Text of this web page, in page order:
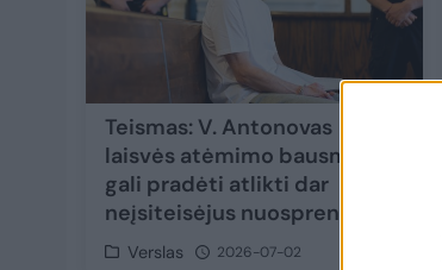
Teismas: V. Antonovas
laisvės atėmimo bausmę
gali pradėti atlikti dar
neįsiteisėjus nuosprendžiui
Verslas 2026-07-02